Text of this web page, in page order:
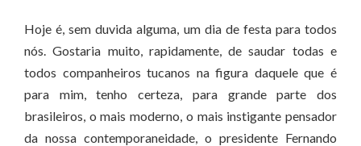
Hoje é, sem duvida alguma, um dia de festa para todos
nós. Gostaria muito, rapidamente, de saudar todas e
todos companheiros tucanos na figura daquele que é
para mim, tenho certeza, para grande parte dos
brasileiros, o mais moderno, o mais instigante pensador
da nossa contemporaneidade, o presidente Fernando